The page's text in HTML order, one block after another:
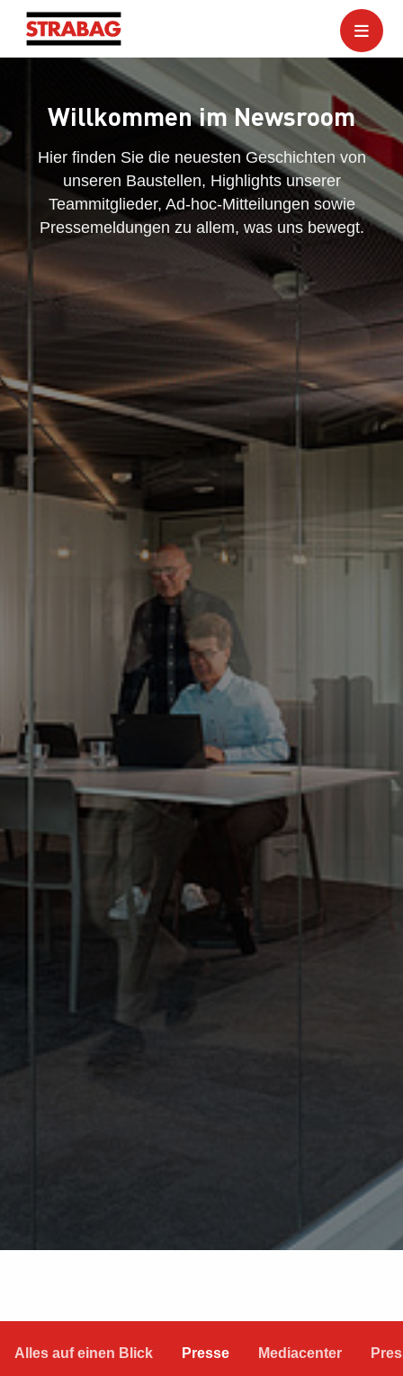
Willkommen im Newsroom
Hier finden Sie die neuesten Geschichten von
unseren Baustellen, Highlights unserer
Teammitglieder, Ad-hoc-Mitteilungen sowie
Pressemeldungen zu allem, was uns bewegt.
Alles auf einen Blick Presse Mediacenter